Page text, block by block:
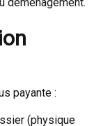
payante :
(physique